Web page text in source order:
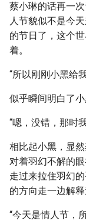
蔡小琳的话再一
人节貌似不是今
的节日了，这个
着。
“所以刚刚小黑给
似乎瞬间明白了
“嗯，没错，那时
相比起小黑，显
对着羽幻不解的
走过来拉住羽幻
的方向走一边解释
“今天是情人节，